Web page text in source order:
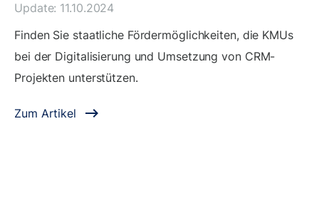
Update: 11.10.2024
Finden Sie staatliche Fördermöglichkeiten, die KMUs
bei der Digitalisierung und Umsetzung von CRM-
Projekten unterstützen.
Zum Artikel